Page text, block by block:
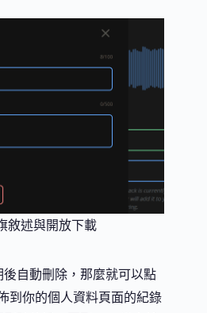
敘述與開放下載
自動刪除，那麼就可以點
到你的個人資料頁面的紀錄